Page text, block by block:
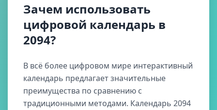
Зачем использовать
цифровой календарь в
2094?
В всё более цифровом мире интерактивный
календарь предлагает значительные
преимущества по сравнению с
традиционными методами. Календарь 2094